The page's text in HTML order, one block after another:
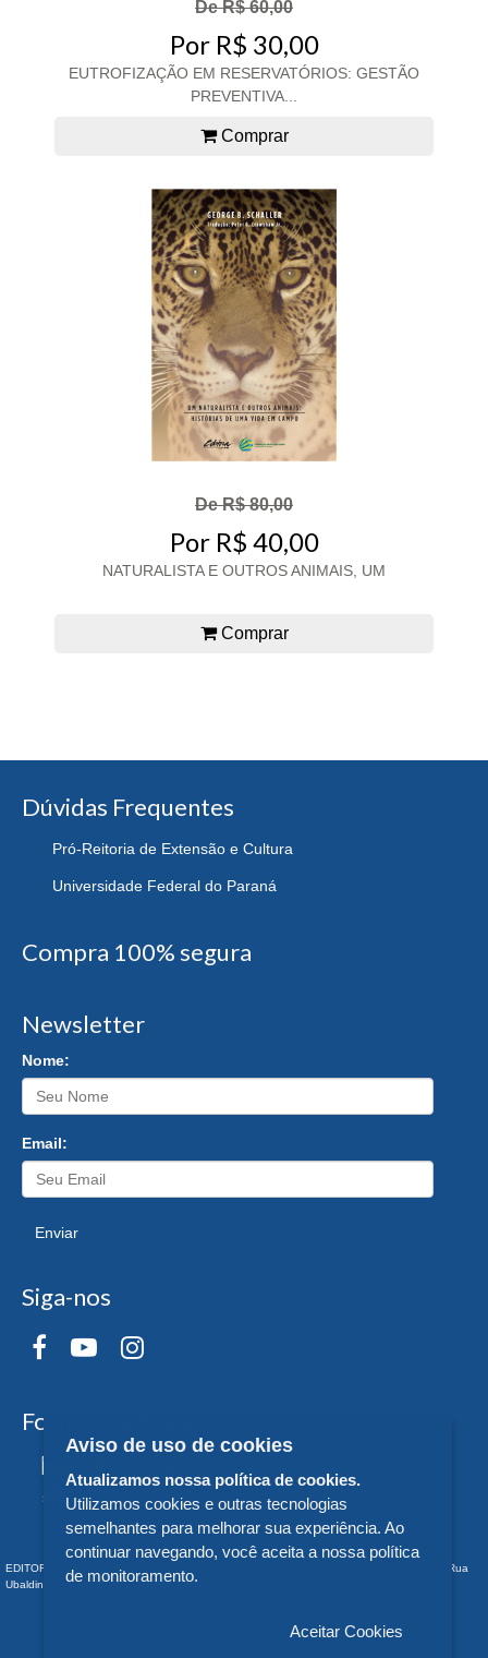
De R$ 60,00
Por R$ 30,00
EUTROFIZAÇÃO EM RESERVATÓRIOS: GESTÃO
PREVENTIVA...
Comprar
De R$ 80,00
Por R$ 40,00
NATURALISTA E OUTROS ANIMAIS, UM
Comprar
Dúvidas Frequentes
Pró-Reitoria de Extensão e Cultura
Universidade Federal do Paraná
Compra 100% segura
Newsletter
Nome:
Email:
Enviar
Siga-nos
Formas de Pagamento
EDITORA DA UNIVERSIDADE FEDERAL DO PARANÁ - CNPJ n° 75.095.679/0011-10 - Rua
Ubaldino do Amaral, 321 - Alto da Glória - - PR
Aviso de uso de cookies
Atualizamos nossa política de cookies.
Utilizamos cookies e outras tecnologias
semelhantes para melhorar sua experiência. Ao
continuar navegando, você aceita a nossa política
de monitoramento.
Aceitar Cookies